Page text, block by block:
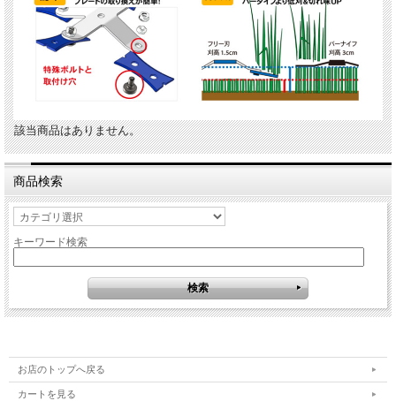
該当商品はありません。
商品検索
キーワード検索
お店のトップへ戻る
カートを見る